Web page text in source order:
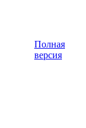
Полная
версия